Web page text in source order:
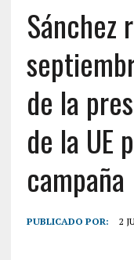
Sánchez
de la
de la UE
campaña
PUBLICADO POR: 2